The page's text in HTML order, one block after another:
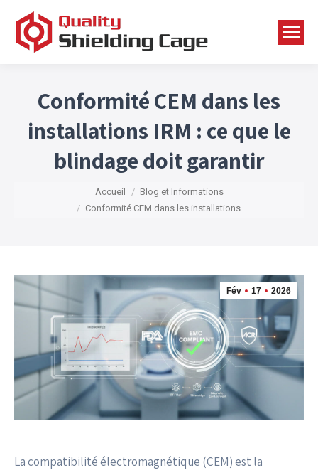
Conformité CEM dans les
installations IRM : ce que le
blindage doit garantir
Accueil
Blog et Informations
Conformité CEM dans les installations…
Fév 17 2026
La compatibilité électromagnétique (CEM) est la